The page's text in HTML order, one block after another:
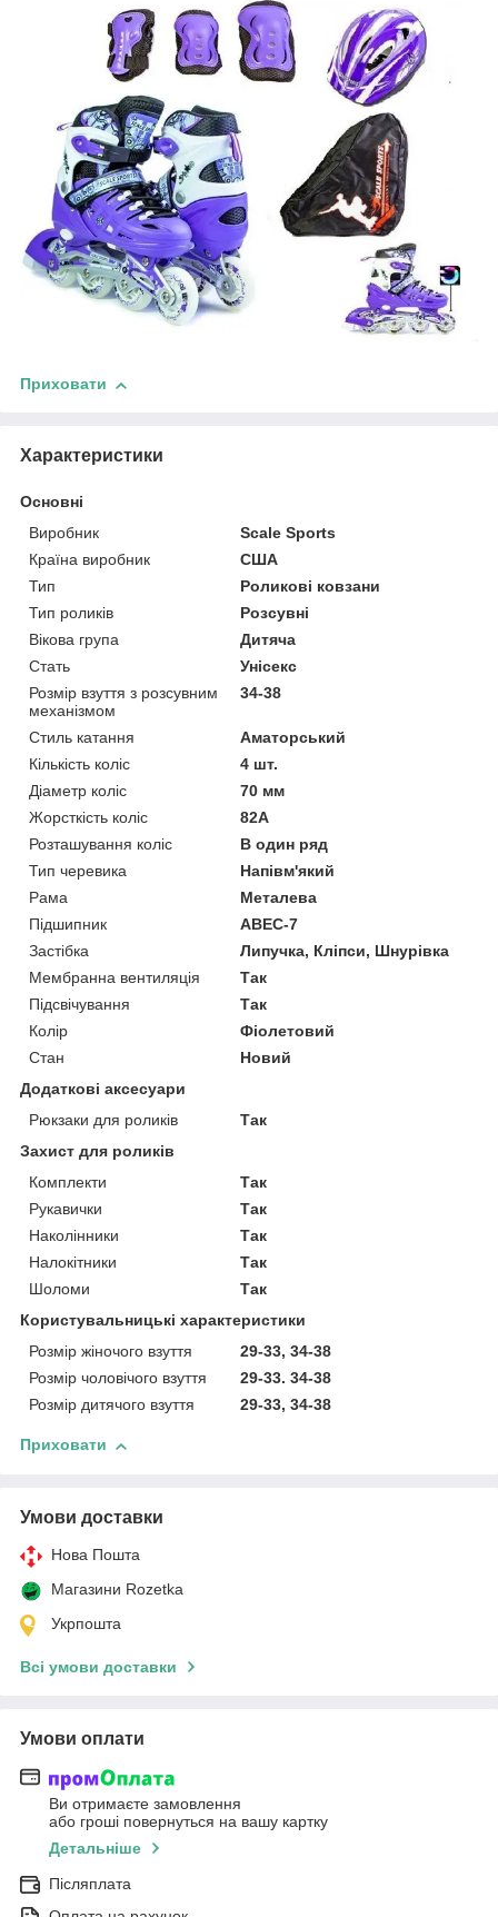
Приховати
Характеристики
Основні
Виробник
Scale Sports
Країна виробник
США
Тип
Роликові ковзани
Тип роликів
Розсувні
Вікова група
Дитяча
Стать
Унісекс
Розмір взуття з розсувним
механізмом
34-38
Стиль катання
Аматорський
Кількість коліс
4 шт.
Діаметр коліс
70 мм
Жорсткість коліс
82А
Розташування коліс
В один ряд
Тип черевика
Напівм'який
Рама
Металева
Підшипник
ABEC-7
Застібка
Липучка, Кліпси, Шнурівка
Мембранна вентиляція
Так
Підсвічування
Так
Колір
Фіолетовий
Стан
Новий
Додаткові аксесуари
Рюкзаки для роликів
Так
Захист для роликів
Комплекти
Так
Рукавички
Так
Наколінники
Так
Налокітники
Так
Шоломи
Так
Користувальницькі характеристики
Розмір жіночого взуття
29-33, 34-38
Розмір чоловічого взуття
29-33. 34-38
Розмір дитячого взуття
29-33, 34-38
Приховати
Умови доставки
Нова Пошта
Магазини Rozetka
Укрпошта
Всі умови доставки
Умови оплати
Ви отримаєте замовлення
або гроші повернуться на вашу картку
Детальніше
Післяплата